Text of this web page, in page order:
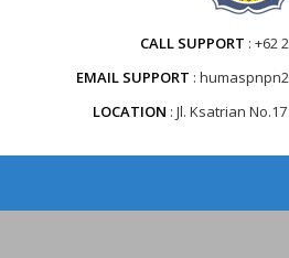
CALL SUPPORT +62
EMAIL SUPPORT
LOCATION Jl. Ksatrian